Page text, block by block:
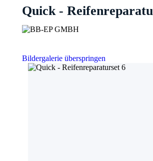
Quick -
Bildergalerie überspringen